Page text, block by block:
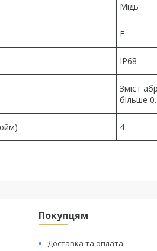
Мідь
F
IP68
Зміст
більше
4
Покупцям
Доставка та оплата